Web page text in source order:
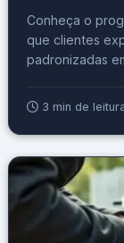
Conheça o
que clientes
padronizadas
3 min de